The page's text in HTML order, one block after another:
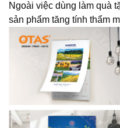
Ngoài việc dùng làm quà
sản phẩm tăng tính thẩm